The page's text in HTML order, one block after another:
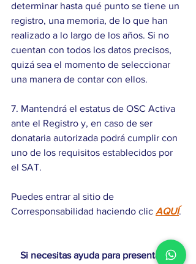
determinar hasta qué punto se tiene un
registro, una memoria, de lo que han
realizado a lo largo de los años. Si no
cuentan con todos los datos precisos,
quizá sea el momento de seleccionar
una manera de contar con ellos.
7. Mantendrá el estatus de OSC Activa
ante el Registro y, en caso de ser
donataria autorizada podrá cumplir con
uno de los requisitos establecidos por
el SAT.
Puedes entrar al sitio de
Corresponsabilidad haciendo clic AQUÍ.
Si necesitas ayuda para presentar el